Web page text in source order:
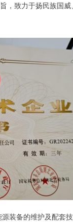
致力于扬民族国
备的维护及配套技